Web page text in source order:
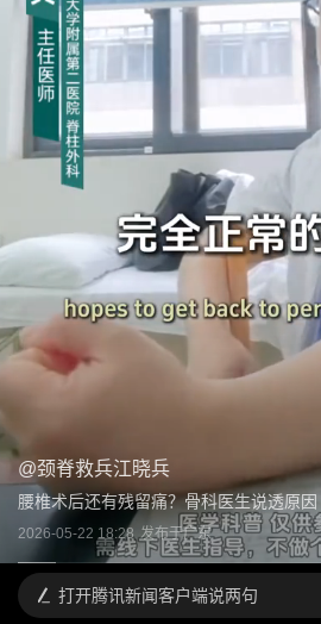
@颈脊救兵江晓兵
腰椎术后还有残留痛？骨科医生说透原因
2026-05-22 18:28 发布于广东
打开腾讯新闻客户端说两句